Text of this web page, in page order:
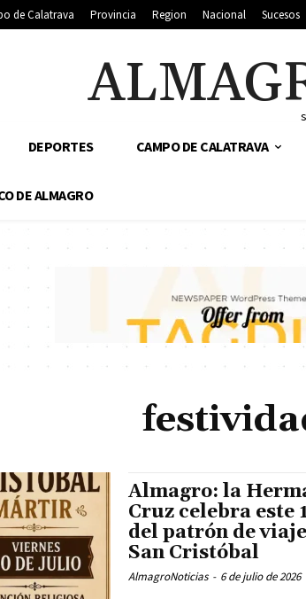
de Calatrava Provincia Region Nacional Sucesos
DEPORTES CAMPO DE CALATRAVA
DE ALMAGRO
Almagro: la
Cruz celebra
del patrón de
San Cristóbal
AlmagroNoticias - 6 de julio de 2026